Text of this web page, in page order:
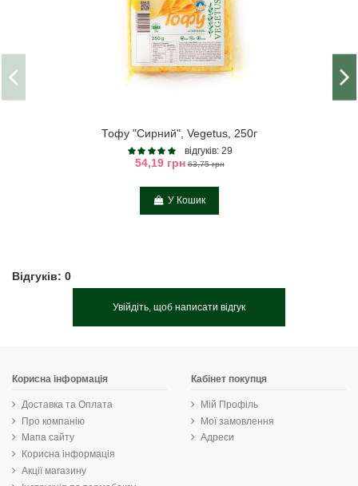
Тофу "Сирний", Vegetus, 250г
відгуків: 29
54,19 грн 63,75 грн
У Кошик
Відгуків: 0
Увійдіть, щоб написати відгук
Корисна інформація
Доставка та Оплата
Про компанію
Мапа сайту
Корисна інформація
Акції магазину
Кабінет покупця
Мій Профіль
Мої замовлення
Адреси